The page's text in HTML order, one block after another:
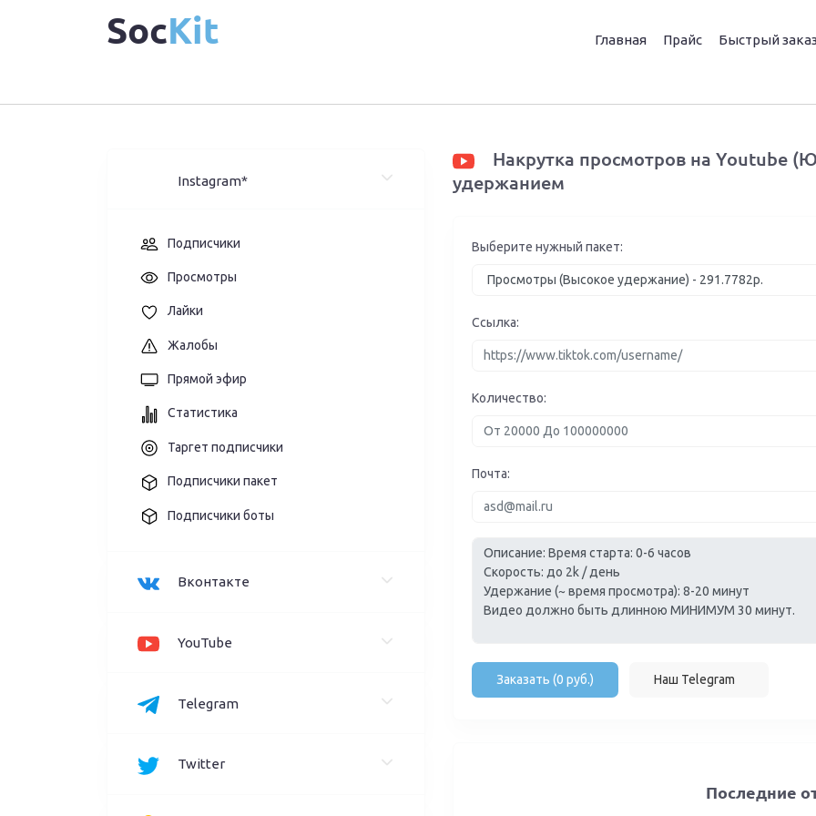
SocKit Главная Прайс Быстрый заказ
Instagram*
Подписчики
Просмотры
Лайки
Жалобы
Прямой эфир
Статистика
Таргет подписчики
Подписчики пакет
Подписчики боты
Вконтакте
YouTube
Telegram
Twitter
Накрутка просмотров на Youtube
удержанием
Выберите нужный пакет:
Ссылка:
Количество:
Почта:
Заказать (0 руб.) Наш Telegram
Последние